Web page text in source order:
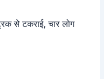
से टकराई, चार लोग